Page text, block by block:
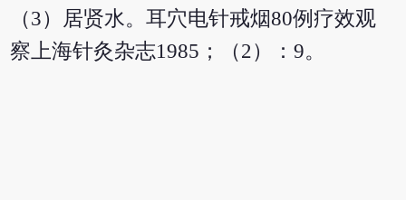
（3）居贤水。耳穴电针戒烟80例疗效观
察上海针灸杂志1985；（2）：9。